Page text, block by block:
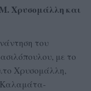
Χρυσομάλλη και
του
με το
Χρυσομάλλη,
Καλαμάτα-